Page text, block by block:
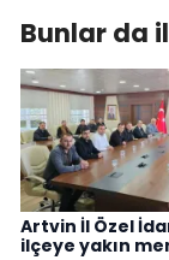
Bunlar da
Artvin İl Özel
ilçeye yakın